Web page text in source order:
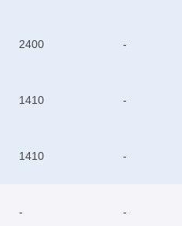
2400 -
1410 -
1410 -
- -